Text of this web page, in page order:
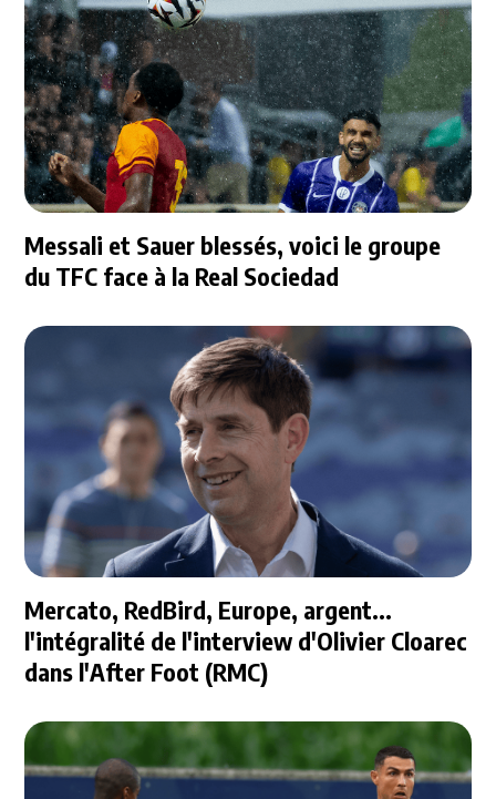
Messali et Sauer blessés, voici le groupe
du TFC face à la Real Sociedad
Mercato, RedBird, Europe, argent...
l'intégralité de l'interview d'Olivier Cloarec
dans l'After Foot (RMC)